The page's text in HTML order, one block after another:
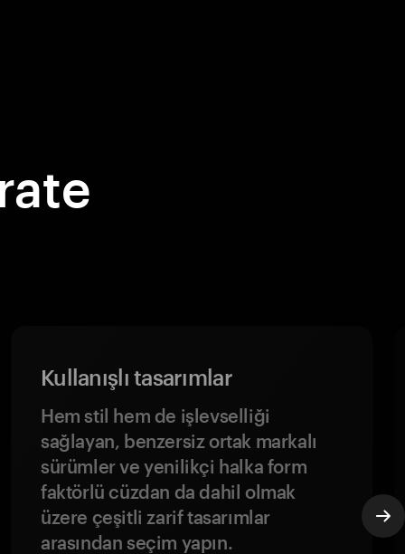
Kullanışlı tasarımlar
Hem stil hem de işlevselliği
sağlayan, benzersiz ortak markalı
sürümler ve yenilikçi halka form
faktörlü cüzdan da dahil olmak
üzere çeşitli zarif tasarımlar
arasından seçim yapın.